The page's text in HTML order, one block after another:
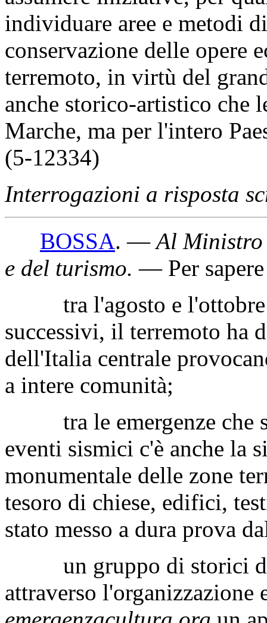
se quanto sopra
affermativo, se il Ministro
assumere iniziative, per
individuare aree e metodi
conservazione delle opere
terremoto, in virtù del
anche storico-artistico che
Marche, ma per l'intero
(5-12334)
Interrogazioni a risposta
BOSSA. —Al
e del turismo.— Per sapere
tra l'agosto e l'ottobre
successivi, il terremoto
dell'Italia centrale
a intere comunità;
tra le emergenze che si
eventi sismici c'è anche la
monumentale delle zone
tesoro di chiese, edifici,
stato messo a dura prova